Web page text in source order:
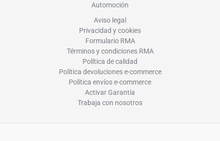
Automoción
Aviso legal
Privacidad y cookies
Formulario RMA
Términos y condiciones RMA
Política de calidad
Política devoluciones e-commerce
Política envíos e-commerce
Activar Garantía
Trabaja con nosotros